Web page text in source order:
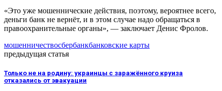
«Это уже мошеннические действия, поэтому, вероятнее всего,
деньги банк не вернёт, и в этом случае надо обращаться в
правоохранительные органы», — заключает Денис Фролов.
мошенничествосбербанкбанковские карты
предыдущая статья
Только не на родину: украинцы с заражённого круиза
отказались от эвакуации